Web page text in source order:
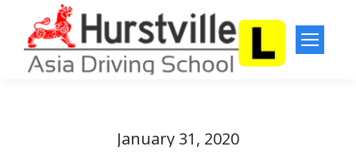
January 31, 2020